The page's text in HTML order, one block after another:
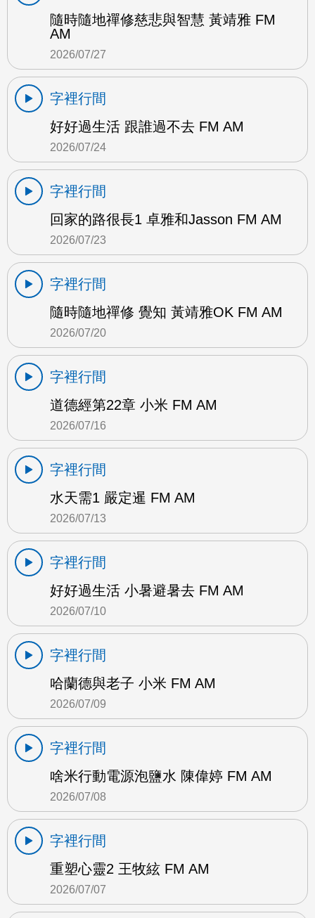
隨時隨地禪修慈悲與智慧 黃靖雅 FM
AM
2026/07/27
字裡行間
好好過生活 跟誰過不去 FM AM
2026/07/24
字裡行間
回家的路很長1 卓雅和Jasson FM AM
2026/07/23
字裡行間
隨時隨地禪修 覺知 黃靖雅OK FM AM
2026/07/20
字裡行間
道德經第22章 小米 FM AM
2026/07/16
字裡行間
水天需1 嚴定暹 FM AM
2026/07/13
字裡行間
好好過生活 小暑避暑去 FM AM
2026/07/10
字裡行間
哈蘭德與老子 小米 FM AM
2026/07/09
字裡行間
啥米行動電源泡鹽水 陳偉婷 FM AM
2026/07/08
字裡行間
重塑心靈2 王牧絃 FM AM
2026/07/07